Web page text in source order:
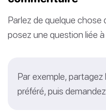
Parlez de quelque chose
posez une question liée
Par exemple, partagez
préféré, puis